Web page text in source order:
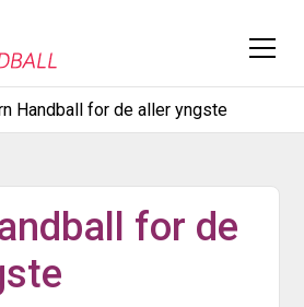
Handball for de aller yngste
for de